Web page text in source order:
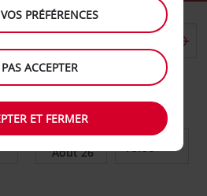
agence de retour
DATE DE RETOUR
PRÉFÉRENCES
ACCEPTER
ET FERMER